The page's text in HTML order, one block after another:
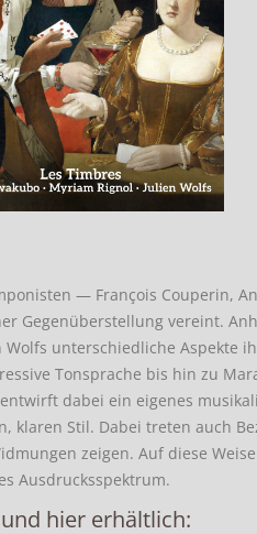
— François Couperin,
Gegenüberstellung vereint.
Wolfs unterschiedliche Aspekte
Tonsprache bis hin zu
dabei ein eigenes
klaren Stil. Dabei treten auch
zeigen. Auf diese
Ausdrucksspektrum.
hier erhältlich: